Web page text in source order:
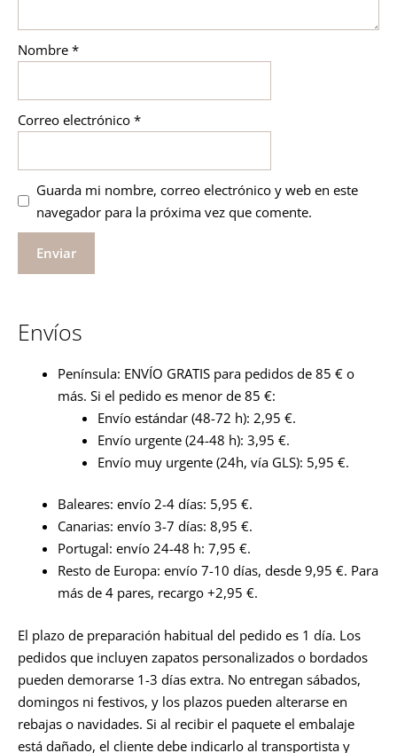
Nombre *
Correo electrónico *
Guarda mi nombre, correo electrónico y web en este
navegador para la próxima vez que comente.
Envíos
Península: ENVÍO GRATIS para pedidos de 85 € o
más. Si el pedido es menor de 85 €:
Envío estándar (48-72 h): 2,95 €.
Envío urgente (24-48 h): 3,95 €.
Envío muy urgente (24h, vía GLS): 5,95 €.
Baleares: envío 2-4 días: 5,95 €.
Canarias: envío 3-7 días: 8,95 €.
Portugal: envío 24-48 h: 7,95 €.
Resto de Europa: envío 7-10 días, desde 9,95 €. Para
más de 4 pares, recargo +2,95 €.
El plazo de preparación habitual del pedido es 1 día. Los
pedidos que incluyen zapatos personalizados o bordados
pueden demorarse 1-3 días extra. No entregan sábados,
domingos ni festivos, y los plazos pueden alterarse en
rebajas o navidades. Si al recibir el paquete el embalaje
está dañado, el cliente debe indicarlo al transportista y